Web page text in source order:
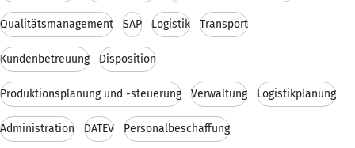
Qualitätsmanagement SAP Logistik Transport
Kundenbetreuung Disposition
Produktionsplanung und -steuerung Verwaltung Logistikplanung
Administration DATEV Personalbeschaffung